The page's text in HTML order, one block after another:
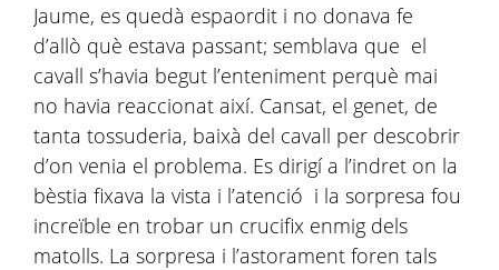
Jaume, es quedà espaordit i no donava fe
d’allò què estava passant; semblava que el
cavall s’havia begut l’enteniment perquè mai
no havia reaccionat així. Cansat, el genet, de
tanta tossuderia, baixà del cavall per descobrir
d’on venia el problema. Es dirigí a l’indret on la
bèstia fixava la vista i l’atenció i la sorpresa fou
increïble en trobar un crucifix enmig dels
matolls. La sorpresa i l’astorament foren tals